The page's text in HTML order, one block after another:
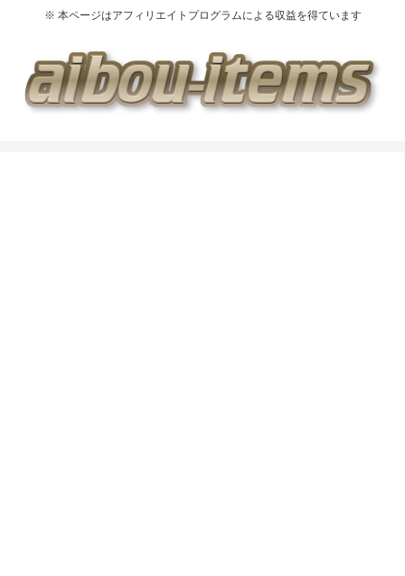
※ 本ページはアフィリエイトプログラムによる収益を得ています